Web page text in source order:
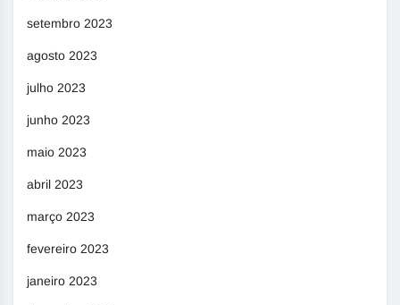
setembro 2023
agosto 2023
julho 2023
junho 2023
maio 2023
abril 2023
março 2023
fevereiro 2023
janeiro 2023